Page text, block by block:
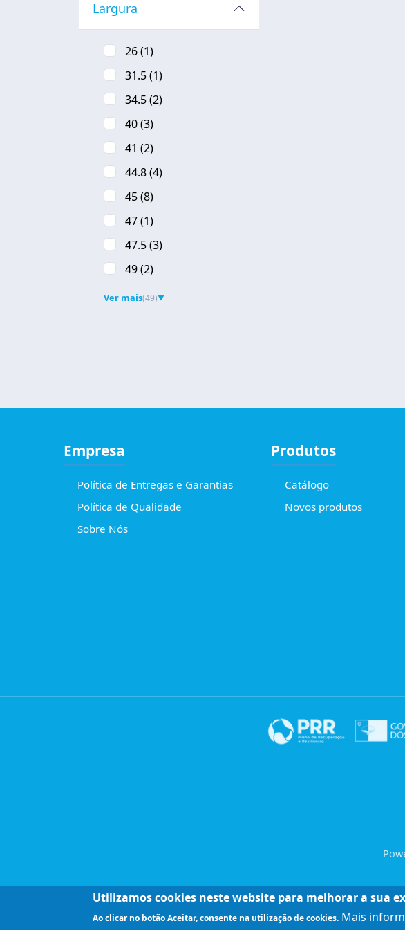
Largura
26(1)
31.5(1)
34.5(2)
40(3)
41 (2)
44.8(4)
45(8)
47(1)
47.5(3)
49(2)
Ver mais(49)▼
Empresa
Política de Entregas e Garantias
Política de Qualidade
Sobre Nós
Produtos
Catálogo
Novos produtos
Utilizamos cookies neste website para melhorar a sua
Ao clicar no botão Aceitar, consente na utilização de cookies. Mais